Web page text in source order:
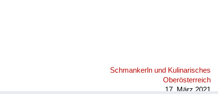
Schmankerln und Kulinarisches
Oberösterreich
17. März 2021